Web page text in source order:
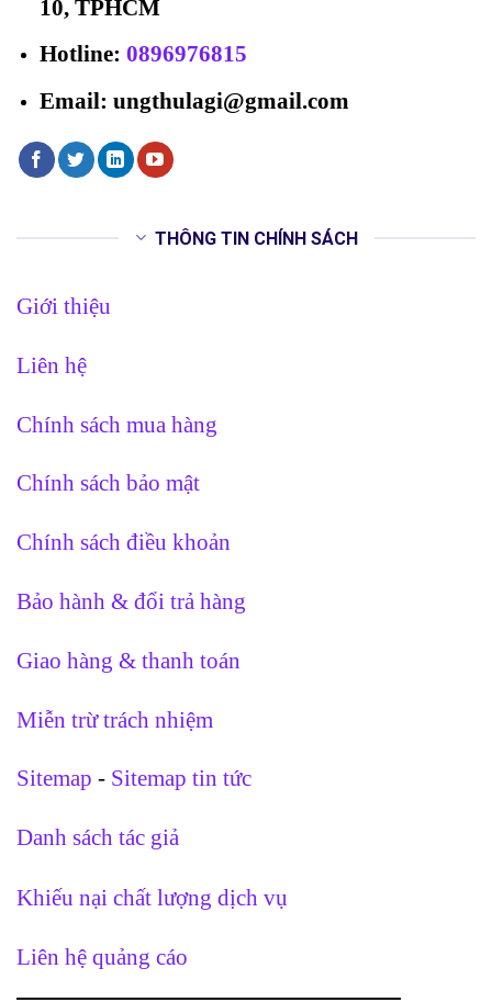
10, TPHCM
Hotline: 0896976815
Email: ungthulagi@gmail.com
THÔNG TIN CHÍNH SÁCH
Giới thiệu
Liên hệ
Chính sách mua hàng
Chính sách bảo mật
Chính sách điều khoản
Bảo hành & đổi trả hàng
Giao hàng & thanh toán
Miễn trừ trách nhiệm
Sitemap - Sitemap tin tức
Danh sách tác giả
Khiếu nại chất lượng dịch vụ
Liên hệ quảng cáo